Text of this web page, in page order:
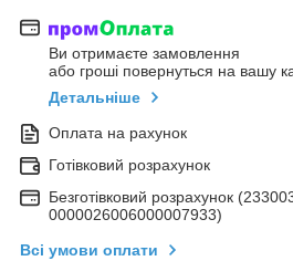
Ви отримаєте замовлення
або гроші повернуться на вашу
Детальніше
Оплата на рахунок
Готівковий розрахунок
Безготівковий розрахунок
0000026006000007933)
Всі умови оплати